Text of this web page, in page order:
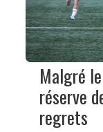
Malgré
réserve
regrets